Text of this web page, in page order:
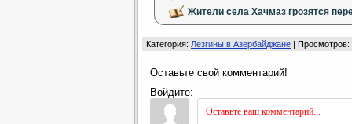
Жители села Хачмаз грозятся
Категория: Лезгины в Азербайджане | Просмотров:
Оставьте свой комментарий!
Войдите: